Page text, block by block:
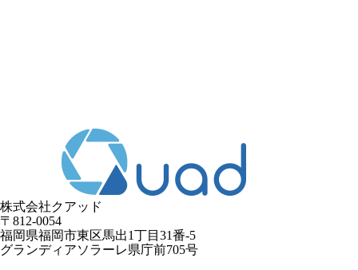
株式会社クアッド
〒812-0054
​福岡県福岡市東区馬出1丁目31番-5
グランディアソラーレ県庁前705号